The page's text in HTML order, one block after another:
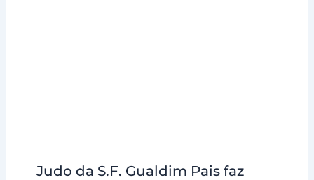
Judo da S.F. Gualdim Pais faz